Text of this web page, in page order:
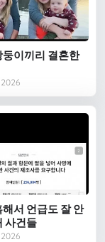
둥이끼리 결혼한
서 언급도 잘 안
사건들